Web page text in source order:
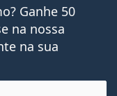
Ganhe 50
na nossa
na sua